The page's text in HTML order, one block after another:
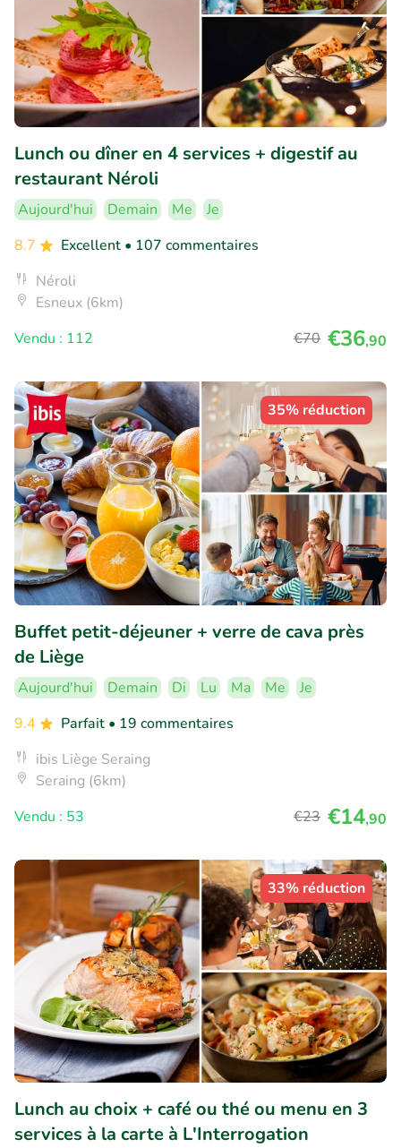
Lunch ou dîner en 4 services + digestif au
restaurant Néroli
Aujourd'hui Demain Me
Je
8.7
Excellent • 107 commentaires
Néroli
Esneux (6km)
Vendu : 112
€70 €36,90
35% réduction
Buffet petit-déjeuner + verre de cava près
de Liège
Aujourd'hui Demain Di Lu Ma Me
Je
9.4
Parfait • 19 commentaires
ibis Liège Seraing
Seraing (6km)
Vendu : 53
€23 €14,90
33% réduction
Lunch au choix + café ou thé ou menu en 3
services à la carte à L'Interrogation